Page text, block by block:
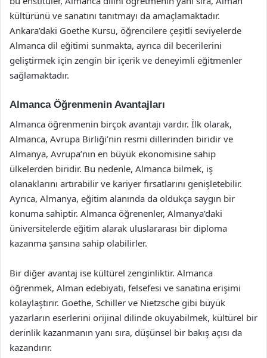
kültürünü ve sanatını tanıtmayı da amaçlamaktadır.
Ankara’daki Goethe Kursu, öğrencilere çeşitli seviyelerde
Almanca dil eğitimi sunmakta, ayrıca dil becerilerini
geliştirmek için zengin bir içerik ve deneyimli eğitmenler
sağlamaktadır.
Almanca Öğrenmenin Avantajları
Almanca öğrenmenin birçok avantajı vardır. İlk olarak,
Almanca, Avrupa Birliği’nin resmi dillerinden biridir ve
Almanya, Avrupa’nın en büyük ekonomisine sahip
ülkelerden biridir. Bu nedenle, Almanca bilmek, iş
olanaklarını artırabilir ve kariyer fırsatlarını genişletebilir.
Ayrıca, Almanya, eğitim alanında da oldukça saygın bir
konuma sahiptir. Almanca öğrenenler, Almanya’daki
üniversitelerde eğitim alarak uluslararası bir diploma
kazanma şansına sahip olabilirler.
Bir diğer avantaj ise kültürel zenginliktir. Almanca
öğrenmek, Alman edebiyatı, felsefesi ve sanatına erişimi
kolaylaştırır. Goethe, Schiller ve Nietzsche gibi büyük
yazarların eserlerini orijinal dilinde okuyabilmek, kültürel bir
derinlik kazanmanın yanı sıra, düşünsel bir bakış açısı da
kazandırır.